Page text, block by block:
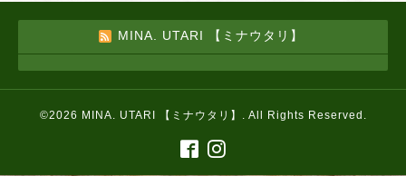
MINA. UTARI 【ミナウタリ】
©2026 MINA. UTARI 【ミナウタリ】 . All Rights Reserved.